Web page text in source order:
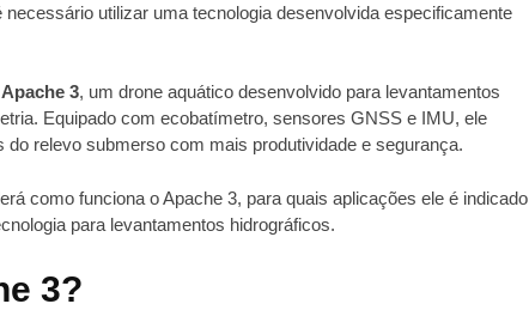
utilizar uma tecnologia desenvolvida especificamente
Apache 3, um drone aquático desenvolvido para levantamentos
Equipado com ecobatímetro, sensores GNSS e IMU, ele
relevo submerso com mais produtividade e segurança.
como funciona o Apache 3, para quais aplicações ele é indicado
para levantamentos hidrográficos.
3?